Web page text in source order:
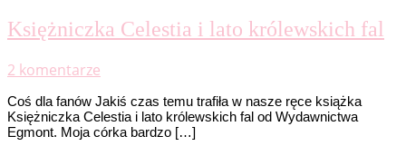
Księżniczka Celestia i lato królewskich fal
2 komentarze
Coś dla fanów Jakiś czas temu trafiła w nasze ręce książka
Księżniczka Celestia i lato królewskich fal od Wydawnictwa
Egmont. Moja córka bardzo […]